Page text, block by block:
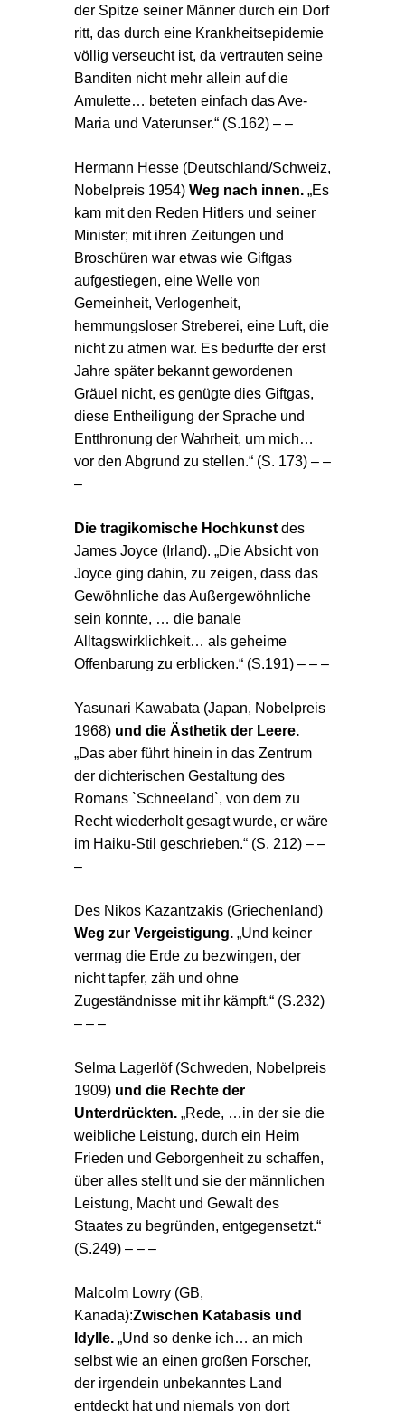
der Spitze seiner Männer durch ein Dorf
ritt, das durch eine Krankheitsepidemie
völlig verseucht ist, da vertrauten seine
Banditen nicht mehr allein auf die
Amulette… beteten einfach das Ave-
Maria und Vaterunser.“ (S.162) – –
Hermann Hesse (Deutschland/Schweiz,
Nobelpreis 1954) Weg nach innen. „Es
kam mit den Reden Hitlers und seiner
Minister; mit ihren Zeitungen und
Broschüren war etwas wie Giftgas
aufgestiegen, eine Welle von
Gemeinheit, Verlogenheit,
hemmungsloser Streberei, eine Luft, die
nicht zu atmen war. Es bedurfte der erst
Jahre später bekannt gewordenen
Gräuel nicht, es genügte dies Giftgas,
diese Entheiligung der Sprache und
Entthronung der Wahrheit, um mich…
vor den Abgrund zu stellen.“ (S. 173) – –
–
Die tragikomische Hochkunst des
James Joyce (Irland). „Die Absicht von
Joyce ging dahin, zu zeigen, dass das
Gewöhnliche das Außergewöhnliche
sein konnte, … die banale
Alltagswirklichkeit… als geheime
Offenbarung zu erblicken.“ (S.191) – – –
Yasunari Kawabata (Japan, Nobelpreis
1968) und die Ästhetik der Leere.
„Das aber führt hinein in das Zentrum
der dichterischen Gestaltung des
Romans `Schneeland`, von dem zu
Recht wiederholt gesagt wurde, er wäre
im Haiku-Stil geschrieben.“ (S. 212) – –
–
Des Nikos Kazantzakis (Griechenland)
Weg zur Vergeistigung. „Und keiner
vermag die Erde zu bezwingen, der
nicht tapfer, zäh und ohne
Zugeständnisse mit ihr kämpft.“ (S.232)
– – –
Selma Lagerlöf (Schweden, Nobelpreis
1909) und die Rechte der
Unterdrückten. „Rede, …in der sie die
weibliche Leistung, durch ein Heim
Frieden und Geborgenheit zu schaffen,
über alles stellt und sie der männlichen
Leistung, Macht und Gewalt des
Staates zu begründen, entgegensetzt.“
(S.249) – – –
Malcolm Lowry (GB,
Kanada):Zwischen Katabasis und
Idylle. „Und so denke ich… an mich
selbst wie an einen großen Forscher,
der irgendein unbekanntes Land
entdeckt hat und niemals von dort